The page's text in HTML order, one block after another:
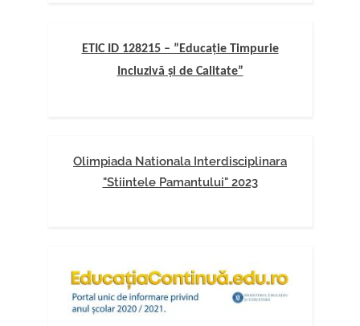
ETIC ID 128215 – ”Educație Timpurie
Incluzivă și de Calitate”
Olimpiada Nationala Interdisciplinara
"Stiintele Pamantului" 2023